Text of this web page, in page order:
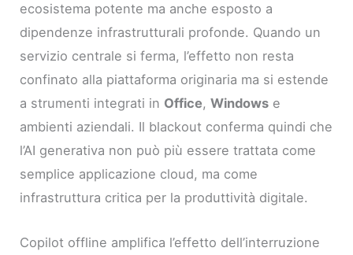
ecosistema potente ma anche esposto a
dipendenze infrastrutturali profonde. Quando un
servizio centrale si ferma, l’effetto non resta
confinato alla piattaforma originaria ma si estende
a strumenti integrati in Office,Windows e
ambienti aziendali. Il blackout conferma quindi che
l’AI generativa non può più essere trattata come
semplice applicazione cloud, ma come
infrastruttura critica per la produttività digitale.
Copilot offline amplifica l’effetto dell’interruzione